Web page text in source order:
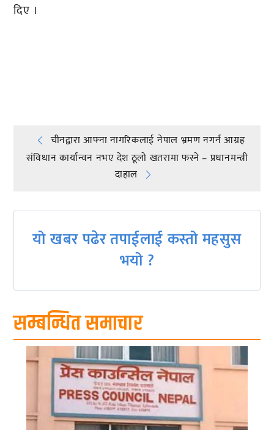
दिए ।
Post
navigation
चीनद्वारा आफ्ना नागरिकलाई नेपाल भ्रमण नगर्न आग्रह
संविधान कार्यान्वन नभए देश ठूलाे खतरामा फस्ने – प्रधानमन्त्री
दाहाल
यो खबर पढेर तपाईलाई कस्तो महसुस
भयो ?
सम्बन्धित समाचार